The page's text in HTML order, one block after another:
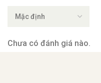
Chưa có đánh giá nào.